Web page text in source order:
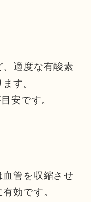
適度な有酸素
す。
安です。
管を収縮させ
効です。